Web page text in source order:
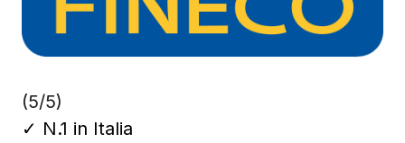
(5/5)
✓ N.1 in Italia